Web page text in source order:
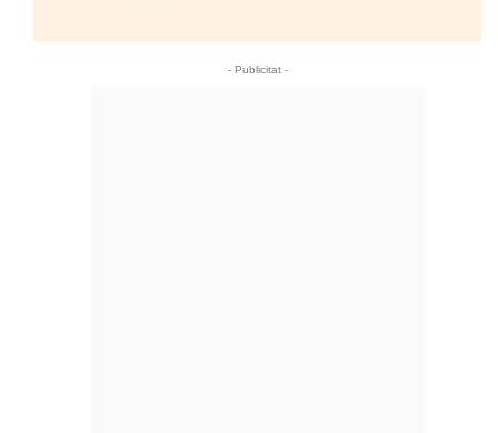
- Publicitat -